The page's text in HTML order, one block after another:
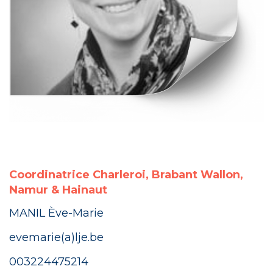
Coordinatrice Charleroi, Brabant Wallon,
Namur & Hainaut
MANIL Ève-Marie
evemarie(a)lje.be
003224475214